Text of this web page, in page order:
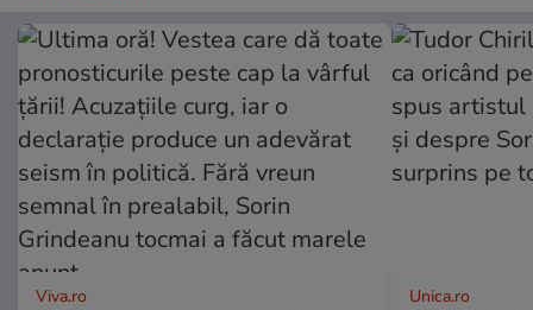
Viva.ro Unica.ro